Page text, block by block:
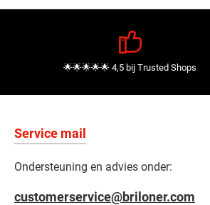
🌟🌟🌟🌟🌟 4,5 bij Trusted Shops
Service mail
Ondersteuning en advies onder:
customerservice@briloner.com